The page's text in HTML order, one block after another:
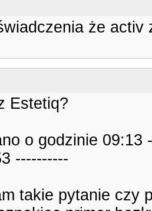
że
Estetiq?
o godzinie 09:13
----------
takie pytanie czy